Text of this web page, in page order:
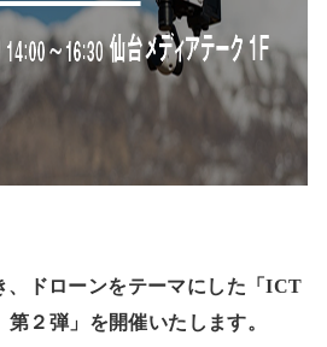
、ドローンをテーマにした「ICT
２弾」を開催いたします。